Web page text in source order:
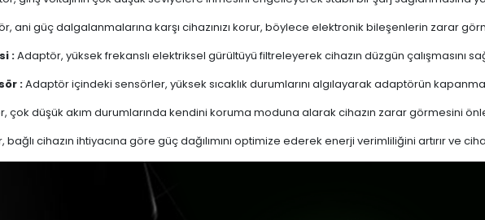
ani güç dalgalanmalarına karşı cihazınızı korur, böylece elektronik bileşenlerin zarar
:Adaptör, yüksek frekanslı elektriksel gürültüyü filtreleyerek cihazın düzgün çalışmasını
:Adaptör içindeki sensörler, yüksek sıcaklık durumlarını algılayarak adaptörün
çok düşük akım durumlarında kendini koruma moduna alarak cihazın zarar görmesini
bağlı cihazın ihtiyacına göre güç dağılımını optimize ederek enerji verimliliğini artırır ve